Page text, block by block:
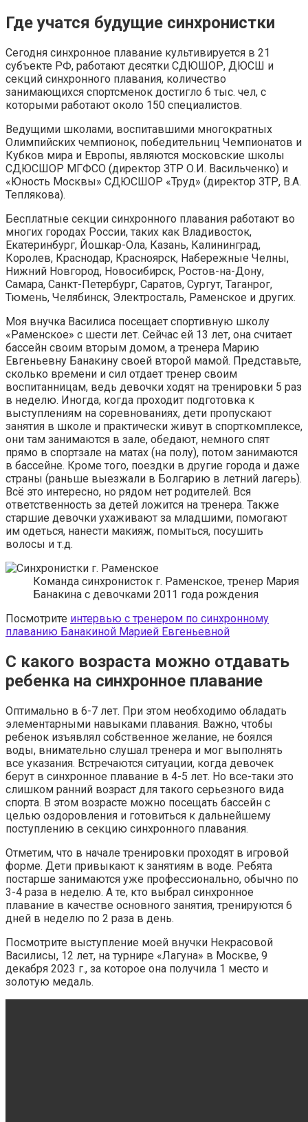
Где учатся будущие синхронистки
Сегодня синхронное плавание культивируется в 21
субъекте РФ, работают десятки СДЮШОР, ДЮСШ и
секций синхронного плавания, количество
занимающихся спортсменок достигло 6 тыс. чел, с
которыми работают около 150 специалистов.
Ведущими школами, воспитавшими многократных
Олимпийских чемпионок, победительниц Чемпионатов и
Кубков мира и Европы, являются московские школы
СДЮСШОР МГФСО (директор ЗТР О.И. Васильченко) и
«Юность Москвы» СДЮСШОР «Труд» (директор ЗТР, В.А.
Теплякова).
Бесплатные секции синхронного плавания работают во
многих городах России, таких как Владивосток,
Екатеринбург, Йошкар-Ола, Казань, Калининград,
Королев, Краснодар, Красноярск, Набережные Челны,
Нижний Новгород, Новосибирск, Ростов-на-Дону,
Самара, Санкт-Петербург, Саратов, Сургут, Таганрог,
Тюмень, Челябинск, Электросталь, Раменское и других.
Моя внучка Василиса посещает спортивную школу
«Раменское» с шести лет. Сейчас ей 13 лет, она считает
бассейн своим вторым домом, а тренера Марию
Евгеньевну Банакину своей второй мамой. Представьте,
сколько времени и сил отдает тренер своим
воспитанницам, ведь девочки ходят на тренировки 5 раз
в неделю. Иногда, когда проходит подготовка к
выступлениям на соревнованиях, дети пропускают
занятия в школе и практически живут в спорткомплексе,
они там занимаются в зале, обедают, немного спят
прямо в спортзале на матах (на полу), потом занимаются
в бассейне. Кроме того, поездки в другие города и даже
страны (раньше выезжали в Болгарию в летний лагерь).
Всё это интересно, но рядом нет родителей. Вся
ответственность за детей ложится на тренера. Также
старшие девочки ухаживают за младшими, помогают
им одеться, нанести макияж, помыться, посушить
волосы и т.д.
Команда синхронисток г. Раменское, тренер Мария
Банакина с девочками 2011 года рождения
Посмотрите интервью с тренером по синхронному
плаванию Банакиной Марией Евгеньевной
С какого возраста можно отдавать
ребенка на синхронное плавание
Оптимально в 6-7 лет. При этом необходимо обладать
элементарными навыками плавания. Важно, чтобы
ребенок изъявлял собственное желание, не боялся
воды, внимательно слушал тренера и мог выполнять
все указания. Встречаются ситуации, когда девочек
берут в синхронное плавание в 4-5 лет. Но все-таки это
слишком ранний возраст для такого серьезного вида
спорта. В этом возрасте можно посещать бассейн с
целью оздоровления и готовиться к дальнейшему
поступлению в секцию синхронного плавания.
Отметим, что в начале тренировки проходят в игровой
форме. Дети привыкают к занятиям в воде. Ребята
постарше занимаются уже профессионально, обычно по
3-4 раза в неделю. А те, кто выбрал синхронное
плавание в качестве основного занятия, тренируются 6
дней в неделю по 2 раза в день.
Посмотрите выступление моей внучки Некрасовой
Василисы, 12 лет, на турнире «Лагуна» в Москве, 9
декабря 2023 г., за которое она получила 1 место и
золотую медаль.